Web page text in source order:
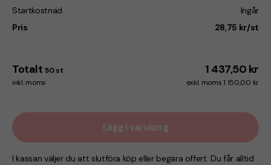
Startkostnad
Ingår
Pris
28,75 kr/st
Totalt 50 st 1 437,50 kr
inkl. moms exkl. moms 1 150,00 kr
Lägg i varukorg
I kassan väljer du att slutföra köp eller begära offert. Du får alltid